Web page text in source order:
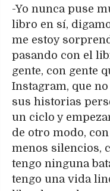
-Yo nunca puse
libro en sí,
me estoy
pasando con el
gente, con gente
Instagram, que
sus historias
un ciclo y
de otro modo,
menos silencios,
tengo ninguna
tengo una vida